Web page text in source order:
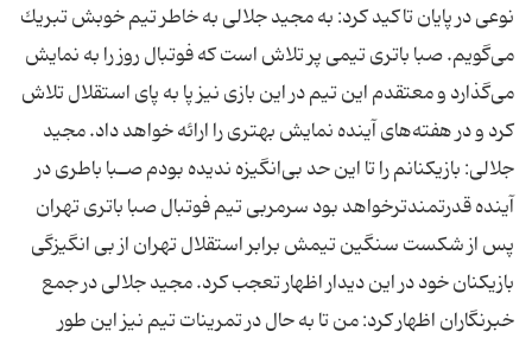
نوعی در پایان تاكید كرد: به مجید جلالی به خاطر تیم خوبش تبریك
می‌گویم. صبا باتری تیمی پر تلاش است كه فوتبال روز را به نمایش
می‌گذارد و معتقدم این تیم در این بازی نیز پا به پای استقلال تلاش
كرد و در هفته‌های آینده نمایش بهتری را ارائه خواهد داد. مجید
جلالی: بازیكنانم را تا این حد بی‌انگیزه ندیده بودم صـبا باطری در
آینده قدرتمندترخواهد بود سرمربی تیم فوتبال صبا باتری تهران
پس از شكست سنگین تیمش برابر استقلال تهران از بی انگیزگی
بازیكنان خود در این دیدار اظهار تعجب كرد. مجید جلالی در جمع
خبرنگاران اظهار كرد: من تا به حال در تمرینات تیم نیز این طور